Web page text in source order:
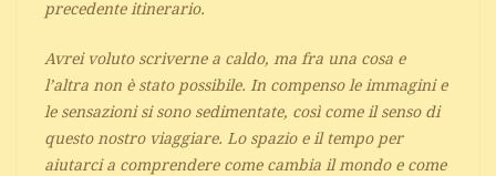
precedente itinerario.
Avrei voluto scriverne a caldo, ma fra una cosa e
l’altra non è stato possibile. In compenso le immagini e
le sensazioni si sono sedimentate, così come il senso di
questo nostro viaggiare. Lo spazio e il tempo per
aiutarci a comprendere come cambia il mondo e come